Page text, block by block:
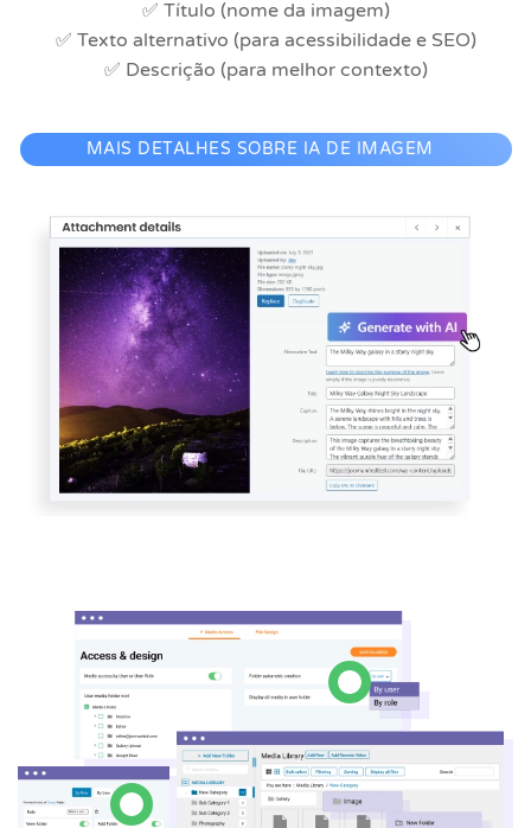
✅ Título (nome da imagem)
✅ Texto alternativo (para acessibilidade e SEO)
✅ Descrição (para melhor contexto)
MAIS DETALHES SOBRE IA DE IMAGEM